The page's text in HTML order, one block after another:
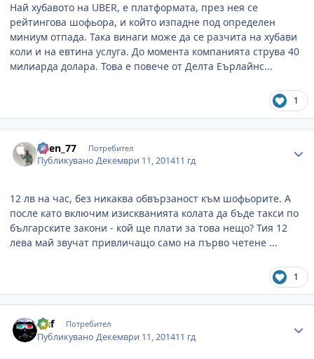
Най хубавото на UBER, е платформата, през нея се
рейтингова шофьора, и който изпадне под определен
миниум отпада. Така винаги може да се разчита на хубави
коли и на евтина услуга. До момента компанията струва 40
милиарда долара. Това е повече от Делта Еърлайнс...
1
Asen_77 Потребител
ПубликуваноДекември 11, 201411 гд
12 лв на час, без никаква обвързаност към шофьорите. А
после като включим изискванията колата да бъде такси по
българските закони - кой ще плати за това нещо? Тия 12
лева май звучат привличащо само на първо четене ...
1
slaf Потребител
ПубликуваноДекември 11, 201411 гд